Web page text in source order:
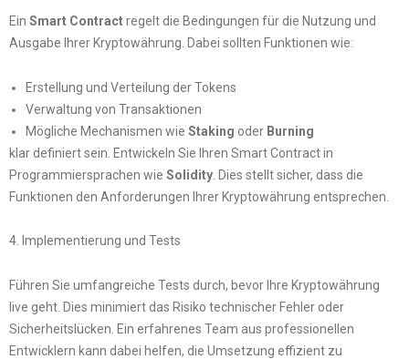
Ein Smart Contractregelt die Bedingungen für die Nutzung und
Ausgabe Ihrer Kryptowährung. Dabei sollten Funktionen wie:
Erstellung und Verteilung der Tokens
Verwaltung von Transaktionen
Mögliche Mechanismen wie Staking oder Burning
klar definiert sein. Entwickeln Sie Ihren Smart Contract in
Programmiersprachen wie Solidity . Dies stellt sicher, dass die
Funktionen den Anforderungen Ihrer Kryptowährung entsprechen.
4. Implementierung und Tests
Führen Sie umfangreiche Tests durch, bevor Ihre Kryptowährung
live geht. Dies minimiert das Risiko technischer Fehler oder
Sicherheitslücken. Ein erfahrenes Team aus professionellen
Entwicklern kann dabei helfen, die Umsetzung effizient zu